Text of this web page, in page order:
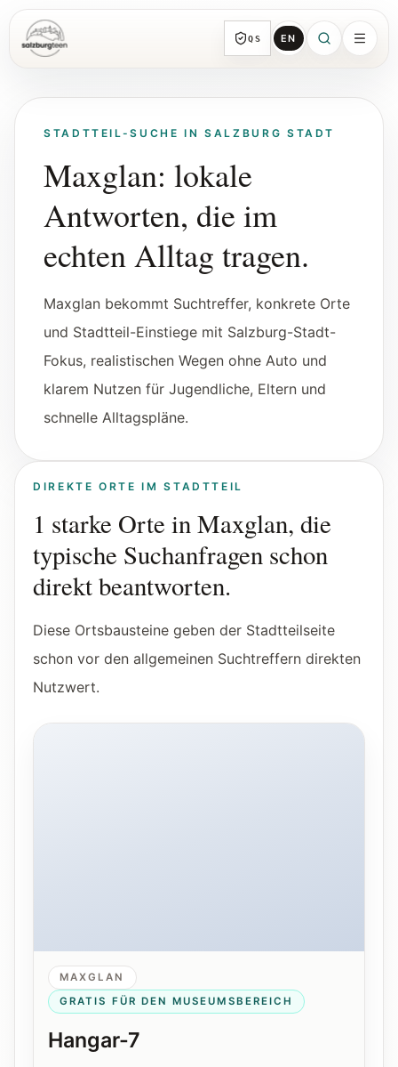
SalzburgTeen QS EN
Rubriken
Suche
Von jeder Seite direkt zur nächsten
brauchbaren Spur.
Kalender
Jugendrelevante Termine, Schnupperstunden
Interaktive Planer und schnelle
Unterstützung, Elternfragen und offizielle
Anlaufstellen.
Was neu, geprüft oder erweitert wurde.
STADTTEIL-SUCHE IN SALZBURG STADT
Maxglan: lokale
Antworten, die im
echten Alltag tragen.
Maxglan bekommt Suchtreffer, konkrete Orte
und Stadtteil-Einstiege mit Salzburg-Stadt-
Fokus, realistischen Wegen ohne Auto und
klarem Nutzen für Jugendliche, Eltern und
schnelle Alltagspläne.
DIREKTE ORTE IM STADTTEIL
1 starke Orte in Maxglan, die
typische Suchanfragen schon
direkt beantworten.
Diese Ortsbausteine geben der Stadtteilseite
schon vor den allgemeinen Suchtreffern direkten
Nutzwert.
Außenansicht von Hangar-7 in Salzburg bei Nacht.
MAXGLAN
GRATIS FÜR DEN MUSEUMSBEREICH
Hangar-7